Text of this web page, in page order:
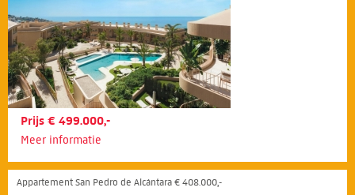
Prijs € 499.000,-
Meer informatie
Appartement San Pedro de Alcántara € 408.000,-